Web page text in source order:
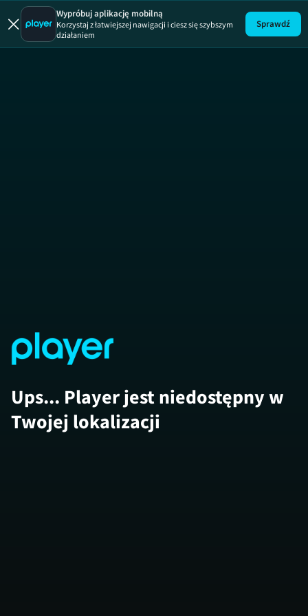
Wypróbuj aplikację mobilną
Korzystaj z łatwiejszej nawigacji i ciesz się szybszym
działaniem
Sprawdź
Ups... Player jest niedostępny w
Twojej lokalizacji